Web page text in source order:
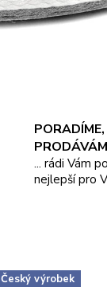
PORADÍME,
... rádi Vám
nejlepší pro
Český výrobek